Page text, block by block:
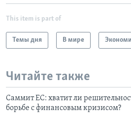
This item is part of
Темы дня В мире
Читайте также
Саммит ЕС: хватит ли
борьбе с финансовым кризисом?